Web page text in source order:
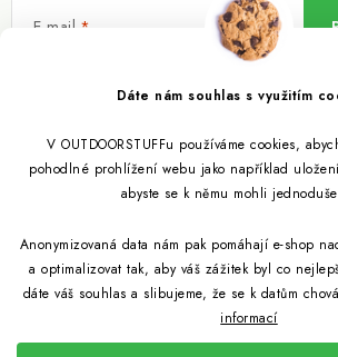
Dáte nám souhlas s využitím
V OUTDOORSTUFFu používáme cookies,
pohodlné prohlížení webu jako například
abyste se k němu mohli
Anonymizovaná data nám pak pomáhají e-shop
a optimalizovat tak, aby váš zážitek byl co
dáte váš souhlas a slibujeme, že se k datům
informací
E-mail
Vložením e-mailu souhlasíte spodmínkami
Informace pro vás
Outdoor blog
Věrnostní program
Reklamace
Citronela a její účinky
Outdoor poradna
Udržitelně a s přírodou